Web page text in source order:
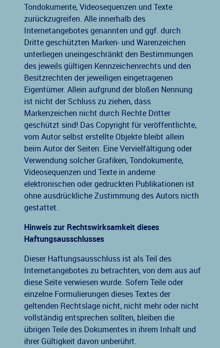
Tondokumente, Videosequenzen und Texte
zurückzugreifen. Alle innerhalb des
Internetangebotes genannten und ggf. durch
Dritte geschützten Marken- und Warenzeichen
unterliegen uneingeschränkt den Bestimmungen
des jeweils gültigen Kennzeichenrechts und den
Besitzrechten der jeweiligen eingetragenen
Eigentümer. Allein aufgrund der bloßen Nennung
ist nicht der Schluss zu ziehen, dass
Markenzeichen nicht durch Rechte Dritter
geschützt sind! Das Copyright für veröffentlichte,
vom Autor selbst erstellte Objekte bleibt allein
beim Autor der Seiten. Eine Vervielfältigung oder
Verwendung solcher Grafiken, Tondokumente,
Videosequenzen und Texte in anderne
elektronischen oder gedruckten Publikationen ist
ohne ausdrückliche Zustimmung des Autors nicth
gestattet.
Hinweis zur Rechtswirksamkeit dieses
Haftungsausschlusses
Dieser Haftungsausschluss ist als Teil des
Internetangebotes zu betrachten, von dem aus auf
diese Seite verwiesen wurde. Sofern Teile oder
einzelne Formulierungen dieses Textes der
geltenden Rechtslage nicht, nicht mehr oder nicht
vollständig entsprechen sollten, bleiben die
übrigen Teile des Dokumentes in ihrem Inhalt und
ihrer Gültigkeit davon unberührt.